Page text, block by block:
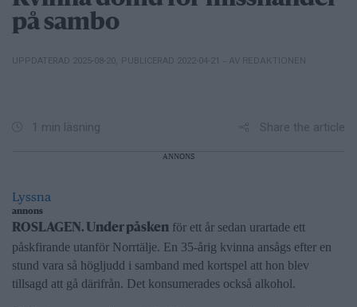
på sambo
UPPDATERAD 2025-08-20 , PUBLICERAD 2022-04-21 – AV REDAKTIONEN
1 min läsning Share the article
ANNONS
Lyssna
annons
ROSLAGEN. Under påsken för ett år sedan urartade ett
påskfirande utanför Norrtälje. En 35-årig kvinna ansågs efter en
stund vara så högljudd i samband med kortspel att hon blev
tillsagd att gå därifrån. Det konsumerades också alkohol.